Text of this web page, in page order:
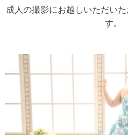
成人の撮影にお越しいただい
す。